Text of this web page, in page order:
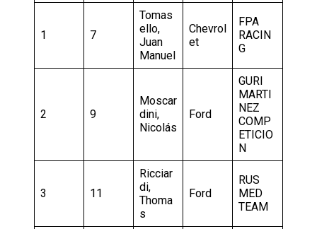
1 7
Tomas
ello,
Juan
Manuel
Chevrol
et
FPA
RACIN
G
2 9
Moscar
dini,
Nicolás
Ford
GURI
MARTI
NEZ
COMP
ETICIO
N
3 11
Ricciar
di,
Thoma
s
Ford
RUS
MED
TEAM